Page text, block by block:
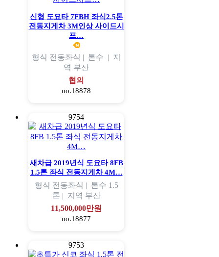
신형 도요타 7FBH 좌식2.5톤
전동지게차 3M인상 사이드시
프…
형식 전동좌식 | 톤수 | 지
역 부산
협의
no.18878
9754
새차급 2019년식 도요타 8FB
1.5톤 좌식 전동지게차 4M…
형식 전동좌식 | 톤수 1.5
톤 | 지역 부산
11,500,000만원
no.18877
9753